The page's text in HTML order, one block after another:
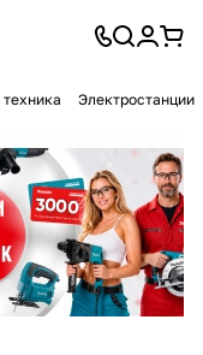
Электростанции